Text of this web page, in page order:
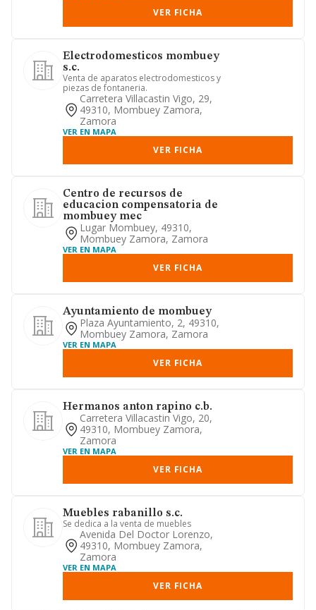
VER FICHA
Electrodomesticos mombuey
s.c.
Venta de aparatos electrodomesticos y
piezas de fontaneria.
Carretera Villacastin Vigo, 29,
49310, Mombuey Zamora,
Zamora
VER EN MAPA
VER FICHA
Centro de recursos de
educacion compensatoria de
mombuey mec
Lugar Mombuey, 49310,
Mombuey Zamora, Zamora
VER EN MAPA
VER FICHA
Ayuntamiento de mombuey
Plaza Ayuntamiento, 2, 49310,
Mombuey Zamora, Zamora
VER EN MAPA
VER FICHA
Hermanos anton rapino c.b.
Carretera Villacastin Vigo, 20,
49310, Mombuey Zamora,
Zamora
VER EN MAPA
VER FICHA
Muebles rabanillo s.c.
Se dedica a la venta de muebles
Avenida Del Doctor Lorenzo,
49310, Mombuey Zamora,
Zamora
VER EN MAPA
VER FICHA